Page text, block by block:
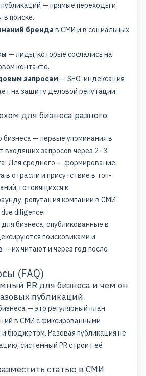
публикаций — прямые переходы и
поиске.
бренда в СМИ и в социальных
— лиды, которые сослались на
контакте.
запросам — SEO-индексация
назащиту деловой репутации
для бизнеса разного
бизнеса — первые упоминания в
входящих запросов через 2–3
Для среднего — формирование
в отрасли и присутствие в топ-
готовящихся к
репутация компании в СМИ
diligence.
бизнеса, опубликованные в
поисковиками и
— их читают и через год после
(FAQ)
PR для бизнеса и чем он
публикаций
— это регулярный план
в СМИ с фиксированными
бюджетом. Разовая публикация не
системный PR строит её
статью в СМИ